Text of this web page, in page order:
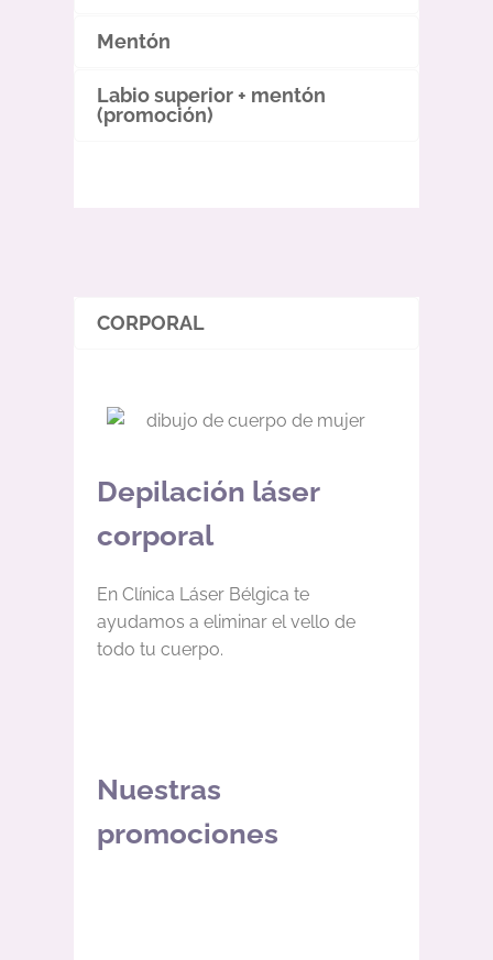
Mentón
Labio superior + mentón
(promoción)
CORPORAL
Depilación láser
corporal
En Clínica Láser Bélgica te
ayudamos a eliminar el vello de
todo tu cuerpo.
Nuestras
promociones